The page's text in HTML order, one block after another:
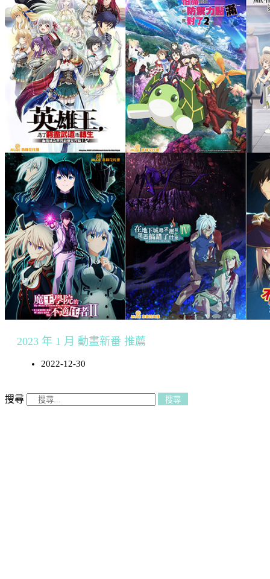
2023 年 1 月 動畫新番 推薦
2022-12-30
搜尋 搜尋